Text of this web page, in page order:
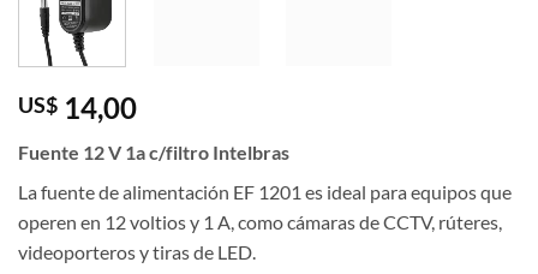
US$ 14,00
Fuente 12 V 1a c/filtro Intelbras
La fuente de alimentación EF 1201 es ideal para equipos que
operen en 12 voltios y 1 A, como cámaras de CCTV, rúteres,
videoporteros y tiras de LED.